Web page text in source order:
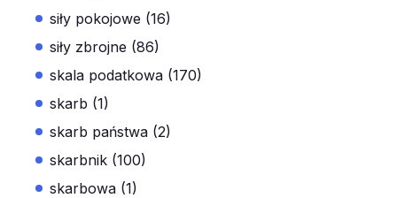
siły pokojowe (16)
siły zbrojne (86)
skala podatkowa (170)
skarb (1)
skarb państwa (2)
skarbnik (100)
skarbowa (1)